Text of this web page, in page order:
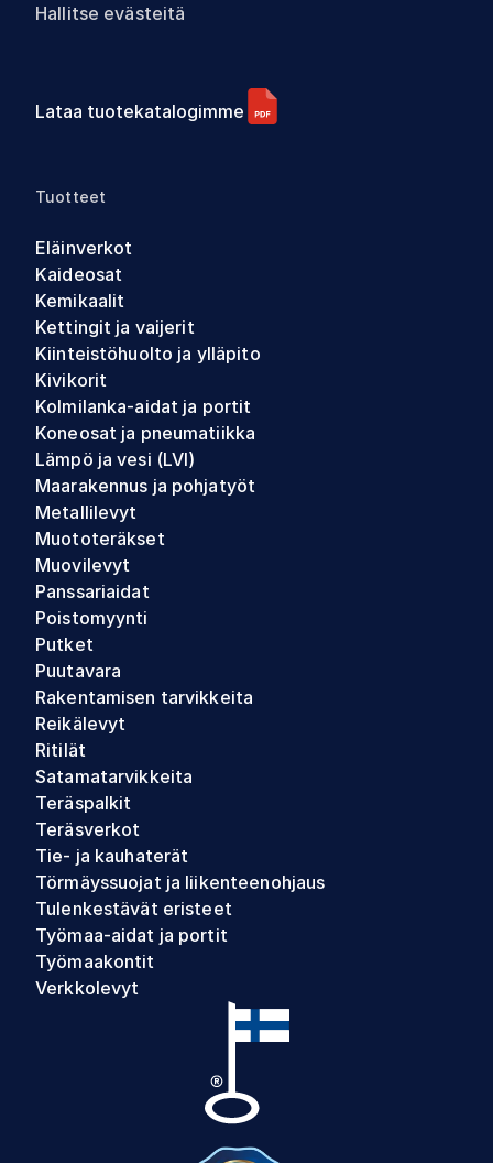
Hallitse evästeitä
Lataa tuotekatalogimme
Tuotteet
Eläinverkot
Kaideosat
Kemikaalit
Kettingit ja vaijerit
Kiinteistöhuolto ja ylläpito
Kivikorit
Kolmilanka-aidat ja portit
Koneosat ja pneumatiikka
Lämpö ja vesi (LVI)
Maarakennus ja pohjatyöt
Metallilevyt
Muototeräkset
Muovilevyt
Panssariaidat
Poistomyynti
Putket
Puutavara
Rakentamisen tarvikkeita
Reikälevyt
Ritilät
Satamatarvikkeita
Teräspalkit
Teräsverkot
Tie- ja kauhaterät
Törmäyssuojat ja liikenteenohjaus
Tulenkestävät eristeet
Työmaa-aidat ja portit
Työmaakontit
Verkkolevyt